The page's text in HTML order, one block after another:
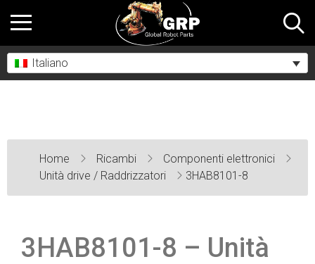
Italiano
Home Ricambi
Componenti elettronici
Unità drive / Raddrizzatori
3HAB8101-8
3HAB8101-8 – Unità